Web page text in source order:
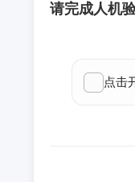
请完成人机